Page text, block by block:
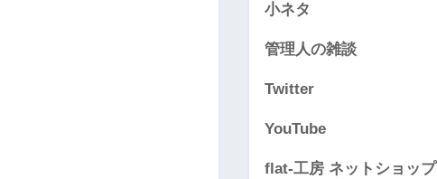
小ネタ
管理人の雑談
Twitter
YouTube
flat-工房 ネットショップ